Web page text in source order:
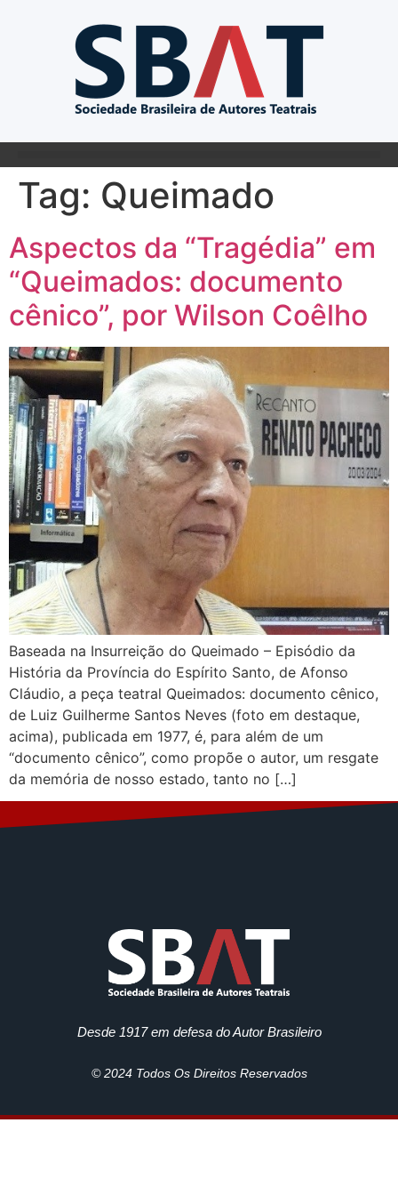
Tag: Queimado
Aspectos da “Tragédia” em
“Queimados: documento
cênico”, por Wilson Coêlho
Baseada na Insurreição do Queimado – Episódio da
História da Província do Espírito Santo, de Afonso
Cláudio, a peça teatral Queimados: documento cênico,
de Luiz Guilherme Santos Neves (foto em destaque,
acima), publicada em 1977, é, para além de um
“documento cênico”, como propõe o autor, um resgate
da memória de nosso estado, tanto no […]
Desde 1917 em defesa do Autor Brasileiro
© 2024 Todos Os Direitos Reservados